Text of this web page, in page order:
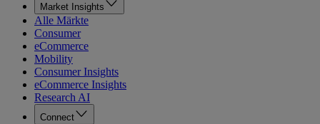
Market Insights
Alle Märkte
Consumer
eCommerce
Mobility
Consumer Insights
eCommerce Insights
Research AI
Connect